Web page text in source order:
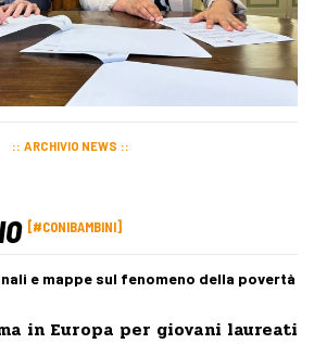
ARCHIVIO NEWS
#CONIBAMBINI
e mappe sul fenomeno della povertà
in Europa per giovani laureati